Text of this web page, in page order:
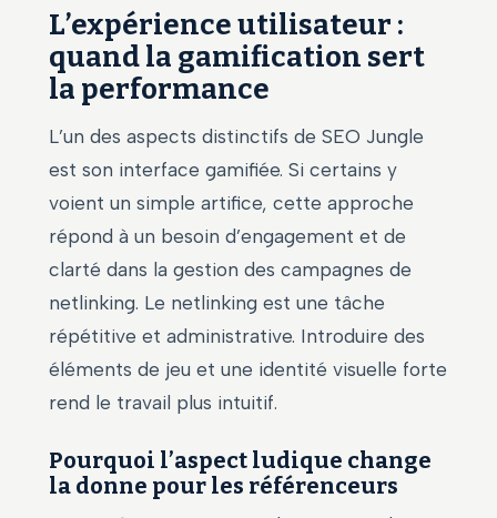
L’expérience utilisateur :
quand la gamification sert
la performance
L’un des aspects distinctifs de SEO Jungle
est son interface gamifiée. Si certains y
voient un simple artifice, cette approche
répond à un besoin d’engagement et de
clarté dans la gestion des campagnes de
netlinking. Le netlinking est une tâche
répétitive et administrative. Introduire des
éléments de jeu et une identité visuelle forte
rend le travail plus intuitif.
Pourquoi l’aspect ludique change
la donne pour les référenceurs